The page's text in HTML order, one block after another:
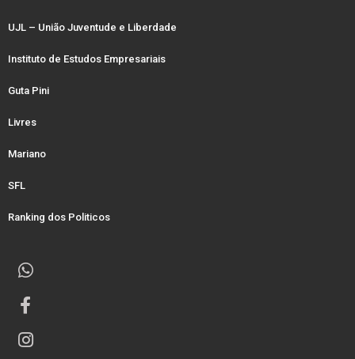
UJL – União Juventude e Liberdade
Instituto de Estudos Empresariais
Guta Pini
Livres
Mariano
SFL
Ranking dos Politicos